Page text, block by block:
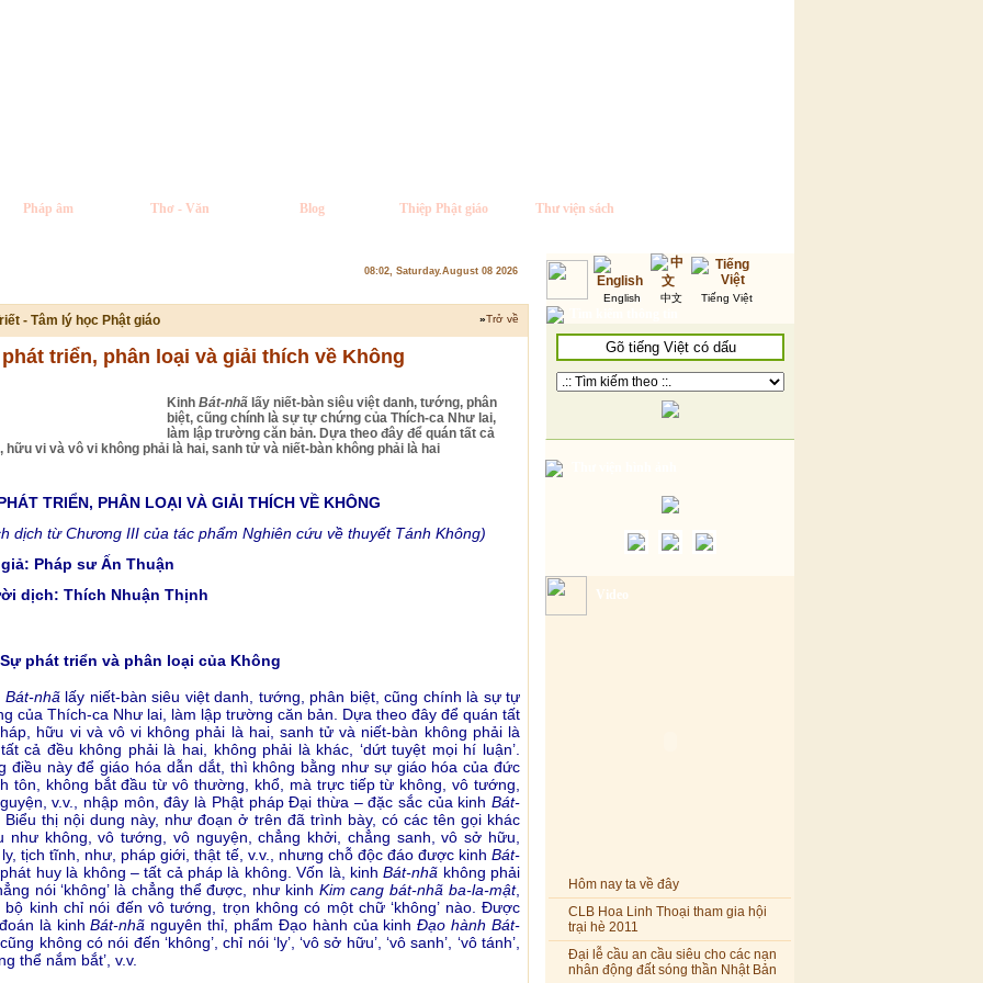
Pháp âm Thơ - Văn Blog Thiệp Phật giáo Thư viện sách
08:02, Saturday.August 08 2026
- Tâm lý học Phật giáo »Trở về
triển, phân loại và giải thích về Không
Kinh Bát-nhã lấy niết-bàn siêu việt danh, tướng, phân
biệt, cũng chính là sự tự chứng của Thích-ca Như lai,
làm lập trường căn bản. Dựa theo đây để quán tất cả
hữu vi và vô vi không phải là hai, sanh tử và niết-bàn không phải là hai
TRIỂN, PHÂN LOẠI VÀ GIẢI THÍCH VỀ KHÔNG
dịch từ Chương III của tác phẩm Nghiên cứu về thuyết Tánh Không)
Pháp sư Ấn Thuận
dịch: Thích Nhuận Thịnh
phát triển và phân loại của Không
Bát-nhãlấy niết-bàn siêu việt danh, tướng, phân biệt, cũng chính là sự tự
của Thích-ca Như lai, làm lập trường căn bản. Dựa theo đây để quán tất
hữu vi và vô vi không phải là hai, sanh tử và niết-bàn không phải là
cả đều không phải là hai, không phải là khác, ‘dứt tuyệt mọi hí luận’.
điều này để giáo hóa dẫn dắt, thì không bằng như sự giáo hóa của đức
tôn, không bắt đầu từ vô thường, khổ, mà trực tiếp từ không, vô tướng,
v.v., nhập môn, đây là Phật pháp Đại thừa – đặc sắc của kinh Bát-
Biểu thị nội dung này, như đoạn ở trên đã trình bày, có các tên gọi khác
như không, vô tướng, vô nguyện, chẳng khởi, chẳng sanh, vô sở hữu,
tịch tĩnh, như, pháp giới, thật tế, v.v., nhưng chỗ độc đáo được kinh Bát-
huy là không – tất cả pháp là không. Vốn là, kinhBát-nhã không phải
nói ‘không’ là chẳng thể được, như kinh Kim cang bát-nhã ba-la-mật,
bộ kinh chỉ nói đến vô tướng, trọn không có một chữ ‘không’ nào. Được
là kinhBát-nhã nguyên thỉ, phẩm Đạo hành của kinhĐạo hành Bát-
không có nói đến ‘không’, chỉ nói ‘ly’, ‘vô sở hữu’, ‘vô sanh’, ‘vô tánh’,
thể nắm bắt’, v.v.
English 中文 Tiếng Việt
Video
Hôm nay ta về đây
CLB Hoa Linh Thoại tham gia hội
trại hè 2011
Đại lễ cầu an cầu siêu cho các nạn
nhân động đất sóng thần Nhật Bản